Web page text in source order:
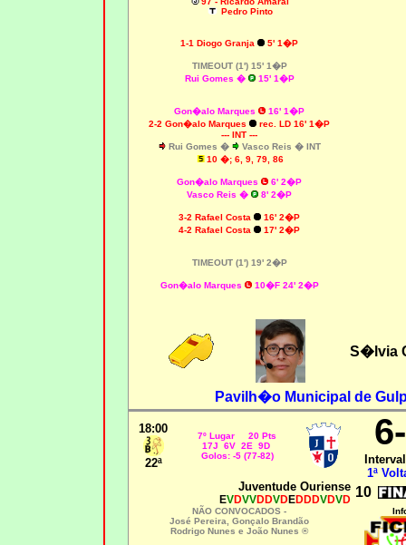
Pedro Pinto
1-1 Diogo Granja 5' 1�P
TIMEOUT (1') 15' 1�P
Rui Gomes �
15' 1�P
Gon�alo Marques
16' 1�P
2-2 Gon�alo Marques
rec. LD 16' 1�P
--- INT ---
Rui Gomes �
Vasco Reis � INT
10 �; 6, 9, 79, 86
Gon�alo Marques
6' 2�P
Vasco Reis �
8' 2�P
3-2 Rafael Costa
16' 2�P
4-2 Rafael Costa
17' 2�P
TIMEOUT (1') 19' 2�P
Gon�alo Marques 10�F 24' 2�P
S�lvia
Pavilh�o Municipal de
18:00
22ª
7º Lugar 20 Pts
17J 6V 2E 9D
Golos: -5 (77-82)
6
1ª
Juventude Ouriense
EVDVVDDVDEDDDVDVD 10
NÃO CONVOCADOS -
José Pereira, Gonçalo Brandão
Rodrigo Nunes e João Nunes ®